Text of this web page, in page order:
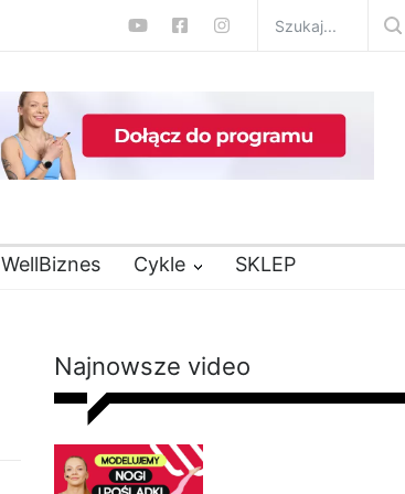
WellBiznes Cykle SKLEP
Najnowsze video